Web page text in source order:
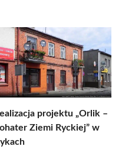
projektu „Orlik –
Ziemi Ryckiej” w